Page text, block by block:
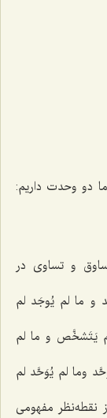
دو وحدت داریم:
و تساوی در
و ما لم یُوجَد لم
یَتَشخَّص و ما لم
وما لم یُوَحَّد لم
نقطه‌نظر مفهومی